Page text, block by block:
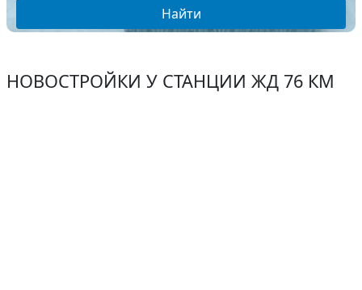
Найти
НОВОСТРОЙКИ У СТАНЦИИ ЖД 76 КМ